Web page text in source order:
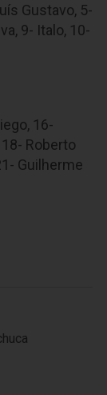
Gustavo, 5-
9- Italo, 10-
16-
Roberto
Guilherme